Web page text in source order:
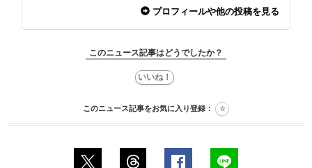
プロフィールや他の投稿を見る
このニュース記事はどうでしたか？
このニュース記事をお気に入り登録：